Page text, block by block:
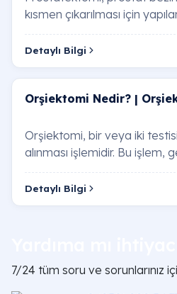
kısmen çıkarılması için
Bu ameliyat, prostat kanseri
Detaylı Bilgi
Orşiektomi Nedir? |
Orşiektomi, bir veya iki
alınması işlemidir. Bu işlem,
testis torsiyonu (testisin
Detaylı Bilgi
7/24 tüm soru ve sorunlarınız